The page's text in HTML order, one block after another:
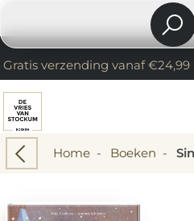
Gratis verzending vanaf €24,99
Home- Boeken -